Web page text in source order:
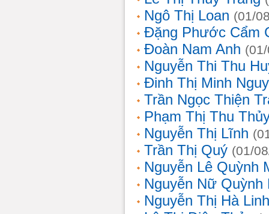
Ngô Thị Loan (01/
Đặng Phước Cẩm
Đoàn Nam Anh
Nguyễn Thi Thu
Đinh Thị Minh
Trần Ngọc Thiện
Phạm Thị Thu
Nguyễn Thị Lĩnh
Trần Thị Quý (01/
Nguyễn Lê Quỳnh
Nguyễn Nữ
Nguyễn Thị Hà Linh